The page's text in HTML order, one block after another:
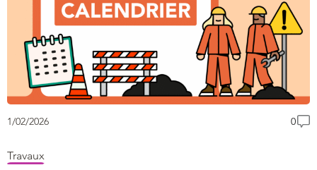
1/02/2026 0
Travaux